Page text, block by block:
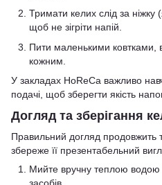
Тримати келих слід за
щоб не зігріти напій.
Пити маленькими
кожним.
У закладах HoReCa важливо
подачі, щоб зберегти якість
Догляд та зберігання
Правильний догляд продовжить
збереже її презентабельний
Мийте вручну теплою
засобів.